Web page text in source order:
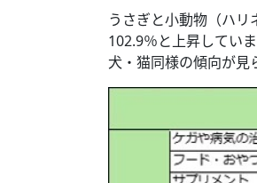
うさぎと小動物（ハ
102.9％と上昇してい
犬・猫同様の傾向が見